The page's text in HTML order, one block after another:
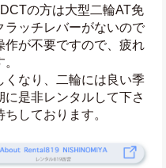
の方は大型二輪AT免
ラッチレバーがないので
作が不要ですので、疲れ
くなり、二輪には良い季
是非レンタルして下さ
しております。